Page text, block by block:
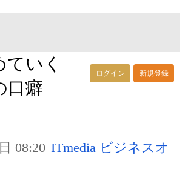
ログイン 新規登録
いく
口癖
08:20 ITmedia ビジネスオ